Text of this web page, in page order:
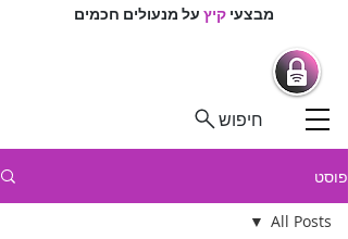
מבצעיקיץעל מנעולים חכמים
חיפוש
פוסט
All Posts